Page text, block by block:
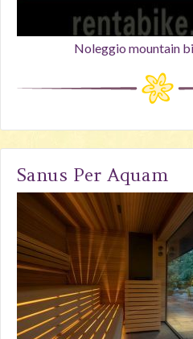
Noleggio mountain
Sanus Per Aquam